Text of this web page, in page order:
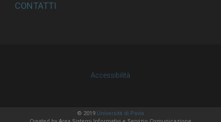
CONTATTI
Accessibilità
© 2019 Università di Pavia